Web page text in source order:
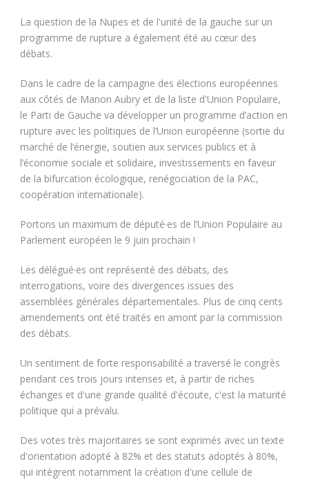
La question de la Nupes et de l'unité de la gauche sur un
programme de rupture a également été au cœur des
débats.
Dans le cadre de la campagne des élections européennes
aux côtés de Manon Aubry et de la liste d'Union Populaire,
le Parti de Gauche va développer un programme d’action en
rupture avec les politiques de l’Union européenne (sortie du
marché de l’énergie, soutien aux services publics et à
l’économie sociale et solidaire, investissements en faveur
de la bifurcation écologique, renégociation de la PAC,
coopération internationale).
Portons un maximum de député·es de l’Union Populaire au
Parlement européen le 9 juin prochain !
Les délégué·es ont représenté des débats, des
interrogations, voire des divergences issues des
assemblées générales départementales. Plus de cinq cents
amendements ont été traités en amont par la commission
des débats.
Un sentiment de forte responsabilité a traversé le congrès
pendant ces trois jours intenses et, à partir de riches
échanges et d'une grande qualité d'écoute, c'est la maturité
politique qui a prévalu.
Des votes très majoritaires se sont exprimés avec un texte
d'orientation adopté à 82% et des statuts adoptés à 80%,
qui intègrent notamment la création d'une cellule de